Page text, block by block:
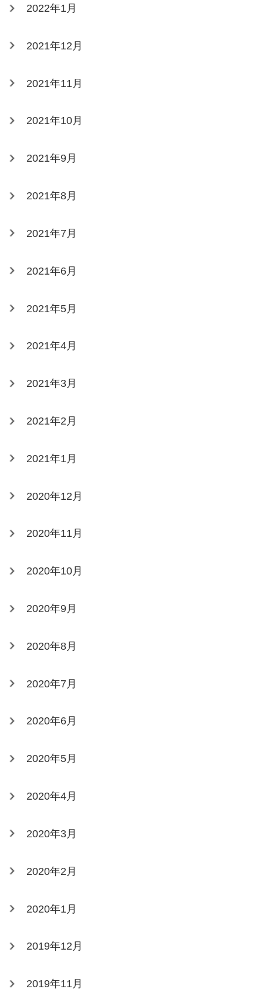
2022年1月
2021年12月
2021年11月
2021年10月
2021年9月
2021年8月
2021年7月
2021年6月
2021年5月
2021年4月
2021年3月
2021年2月
2021年1月
2020年12月
2020年11月
2020年10月
2020年9月
2020年8月
2020年7月
2020年6月
2020年5月
2020年4月
2020年3月
2020年2月
2020年1月
2019年12月
2019年11月